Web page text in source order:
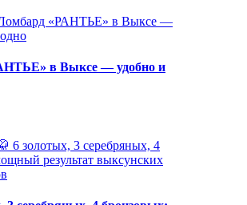
в Выксе — удобно и